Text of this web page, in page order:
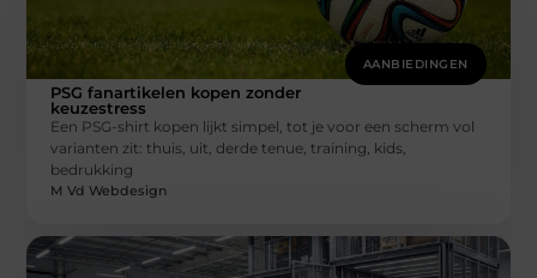
AANBIEDINGEN
PSG fanartikelen kopen zonder
keuzestress
Een PSG-shirt kopen lijkt simpel, tot je voor een scherm vol
varianten zit: thuis, uit, derde tenue, training, kids,
bedrukking
M Vd Webdesign